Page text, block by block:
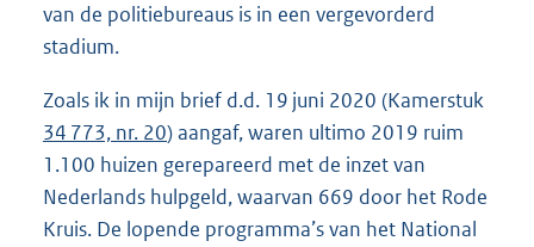
van de politiebureaus is in een vergevorderd
stadium.
Zoals ik in mijn brief d.d. 19 juni 2020 (Kamerstuk
34 773, nr. 20) aangaf, waren ultimo 2019 ruim
1.100 huizen gerepareerd met de inzet van
Nederlands hulpgeld, waarvan 669 door het Rode
Kruis. De lopende programma’s van het National